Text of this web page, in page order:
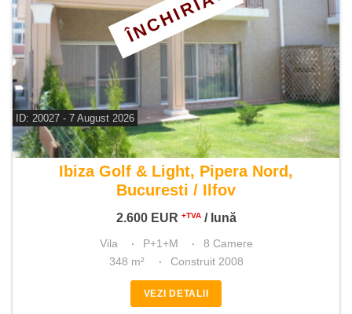
ID: 20027 - 7 August 2026
De inchiriat vila 8 camere
Ibiza Golf & Light, Pipera Nord,
Bucuresti / Ilfov
2.600 EUR +TVA/ lună
ÎNCHIRIAT
Vila P+1+M
8 Camere
348 m²
Construit 2008
VEZI DETALII